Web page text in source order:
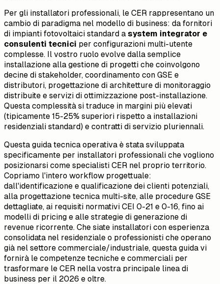
Per gli installatori professionali, le CER rappresentano un
cambio di paradigma nel modello di business: da fornitori
di impianti fotovoltaici standard a system integrator e
consulenti tecnici per configurazioni multi-utente
complesse. Il vostro ruolo evolve dalla semplice
installazione alla gestione di progetti che coinvolgono
decine di stakeholder, coordinamento con GSE e
distributori, progettazione di architetture di monitoraggio
distribuite e servizi di ottimizzazione post-installazione.
Questa complessità si traduce in margini più elevati
(tipicamente 15-25% superiori rispetto a installazioni
residenziali standard) e contratti di servizio pluriennali.
Questa guida tecnica operativa è stata sviluppata
specificamente per installatori professionali che vogliono
posizionarsi come specialisti CER nel proprio territorio.
Copriamo l'intero workflow progettuale:
dall'identificazione e qualificazione dei clienti potenziali,
alla progettazione tecnica multi-site, alle procedure GSE
dettagliate, ai requisiti normativi CEI 0-21 e 0-16, fino ai
modelli di pricing e alle strategie di generazione di
revenue ricorrente. Che siate installatori con esperienza
consolidata nel residenziale o professionisti che operano
già nel settore commerciale/industriale, questa guida vi
fornirà le competenze tecniche e commerciali per
trasformare le CER nella vostra principale linea di
business per il 2026 e oltre.